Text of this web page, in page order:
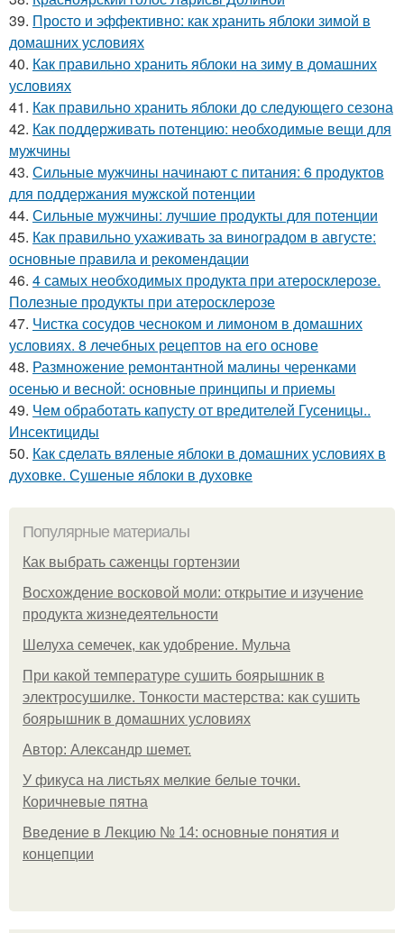
39. Просто и эффективно: как хранить яблоки зимой в
домашних условиях
40. Как правильно хранить яблоки на зиму в домашних
условиях
41. Как правильно хранить яблоки до следующего сезона
42. Как поддерживать потенцию: необходимые вещи для
мужчины
43. Сильные мужчины начинают с питания: 6 продуктов
для поддержания мужской потенции
44. Сильные мужчины: лучшие продукты для потенции
45. Как правильно ухаживать за виноградом в августе:
основные правила и рекомендации
46. 4 самых необходимых продукта при атеросклерозе.
Полезные продукты при атеросклерозе
47. Чистка сосудов чесноком и лимоном в домашних
условиях. 8 лечебных рецептов на его основе
48. Размножение ремонтантной малины черенками
осенью и весной: основные принципы и приемы
49. Чем обработать капусту от вредителей Гусеницы..
Инсектициды
50. Как сделать вяленые яблоки в домашних условиях в
духовке. Сушеные яблоки в духовке
Популярные материалы
Как выбрать саженцы гортензии
Восхождение восковой моли: открытие и изучение
продукта жизнедеятельности
Шелуха семечек, как удобрение. Мульча
При какой температуре сушить боярышник в
электросушилке. Тонкости мастерства: как сушить
боярышник в домашних условиях
Автор: Александр шемет.
У фикуса на листьях мелкие белые точки.
Коричневые пятна
Введение в Лекцию № 14: основные понятия и
концепции